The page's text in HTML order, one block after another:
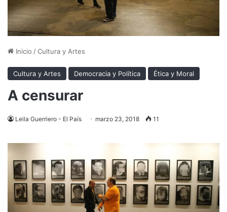
Inicio /Cultura y Artes
Cultura y Artes Democracia y Política Ética y Moral
A censurar
Leila Guerriero - El País marzo 23, 2018 11